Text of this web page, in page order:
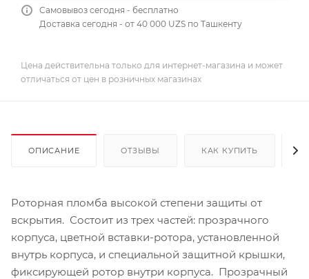
Самовывоз сегодня - бесплатно
Доставка сегодня - от 40 000 UZS по Ташкенту
Цена действительна только для интернет-магазина и может
отличаться от цен в розничных магазинах
ОПИСАНИЕ ОТЗЫВЫ КАК КУПИТЬ
Роторная пломба высокой степени защиты от
вскрытия. Состоит из трех частей: прозрачного
корпуса, цветной вставки-ротора, установленной
внутрь корпуса, и специальной защитной крышки,
фиксирующей ротор внутри корпуса. Прозрачный